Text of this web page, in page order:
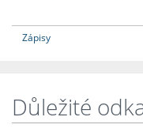
Zápisy
Důležité